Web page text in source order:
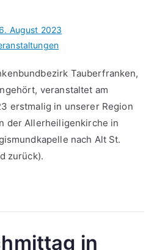
August 2023
Tauberfranken,
veranstaltet am
erstmalig in unserer Region
der Allerheiligenkirche in
nach Alt St.
zurück).
in